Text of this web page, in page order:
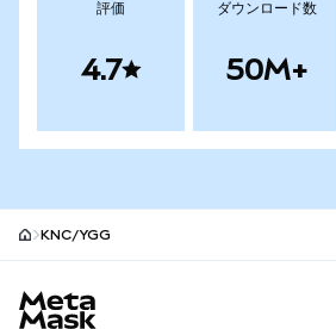
評価
4.7
ダウンロード数
50M+
KNC/YGG